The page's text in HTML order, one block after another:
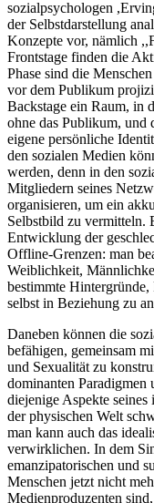
sozialpsychologen
der Selbstdarstellung
Konzepte vor, nämlich
Frontstage finden die
Phase sind die
vor dem Publikum
Backstage ein Raum, in
ohne das Publikum, und
eigene persönliche
den sozialen Medien
werden, denn in den
Mitgliedern seines
organisieren, um ein
Selbstbild zu vermitteln.
Entwicklung der
Offline-Grenzen: man
Weiblichkeit,
bestimmte
selbst in Beziehung zu
Daneben können die
befähigen, gemeinsam
und Sexualität zu
dominanten Paradigmen
diejenige Aspekte
der physischen Welt
man kann auch das
verwirklichen. In dem
emanzipatorischen und
Menschen jetzt nicht
Medienproduzenten